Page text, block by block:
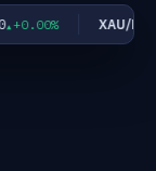
+0.00% XAU/EUR